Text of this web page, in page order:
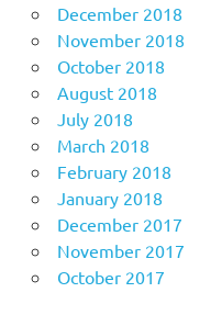
December 2018
November 2018
October 2018
August 2018
July 2018
March 2018
February 2018
January 2018
December 2017
November 2017
October 2017